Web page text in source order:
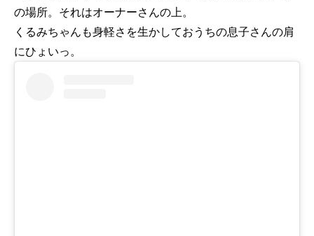
の場所。それはオーナーさんの上。
くるみちゃんも身軽さを生かしておうちの息子さんの肩
にひょいっ。